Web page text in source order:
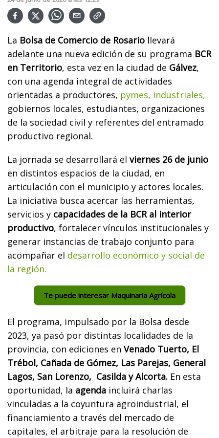
La Bolsa de Comercio de Rosario llevará
adelante una nueva edición de su programa BCR
en Territorio, esta vez en la ciudad de Gálvez,
con una agenda integral de actividades
orientadas a productores, pymes, industriales,
gobiernos locales, estudiantes, organizaciones
de la sociedad civil y referentes del entramado
productivo regional.
La jornada se desarrollará el viernes 26 de junio
en distintos espacios de la ciudad, en
articulación con el municipio y actores locales.
La iniciativa busca acercar las herramientas,
servicios y capacidades de la BCR al interior
productivo, fortalecer vínculos institucionales y
generar instancias de trabajo conjunto para
acompañar el desarrollo económico y social de
la región.
Te puede interesar Maquinaria Agrícola
El programa, impulsado por la Bolsa desde
2023, ya pasó por distintas localidades de la
provincia, con ediciones en Venado Tuerto, El
Trébol, Cañada de Gómez, Las Parejas, General
Lagos, San Lorenzo, Casilda y Alcorta. En esta
oportunidad, la agenda incluirá charlas
vinculadas a la coyuntura agroindustrial, el
financiamiento a través del mercado de
capitales, el arbitraje para la resolución de